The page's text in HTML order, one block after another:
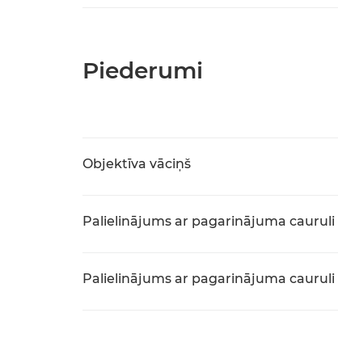
Piederumi
Objektīva vāciņš
Palielinājums ar pagarinājuma cauruli
Palielinājums ar pagarinājuma cauruli